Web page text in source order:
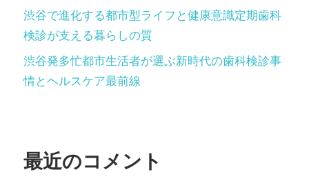
渋谷で進化する都市型ライフと健康意識定期歯科
検診が支える暮らしの質
渋谷発多忙都市生活者が選ぶ新時代の歯科検診事
情とヘルスケア最前線
最近のコメント